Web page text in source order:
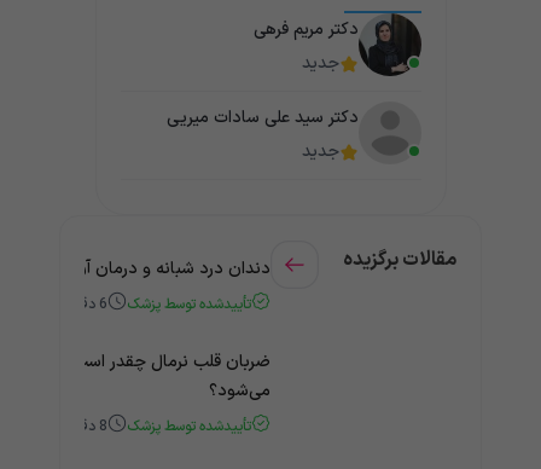
دکتر مریم فرهی
جدید
دکتر سید علی سادات میریی
جدید
مقالات برگزیده دندان درد شبانه و درمان آن +
تأییدشده توسط پزشک 6 دقیقه
ضربان قلب نرمال چقدر است؟ چه
می‌شود؟
تأییدشده توسط پزشک 8 دقیقه